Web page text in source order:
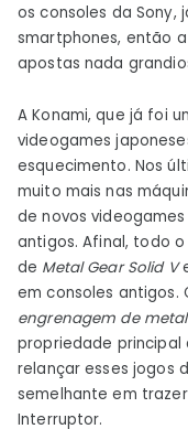
os consoles da Sony,
smartphones, então
apostas nada
A Konami, que já foi
videogames
esquecimento. Nos
muito mais nas
de novos
antigos. Afinal, todo o
de Metal Gear Solid V
em consoles antigos.
engrenagem de metal
propriedade principal
relançar esses jogos
semelhante em trazer
Interruptor.